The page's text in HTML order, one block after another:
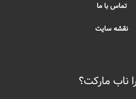
تماس با ما
نقشه سایت
ناب مارکت؟